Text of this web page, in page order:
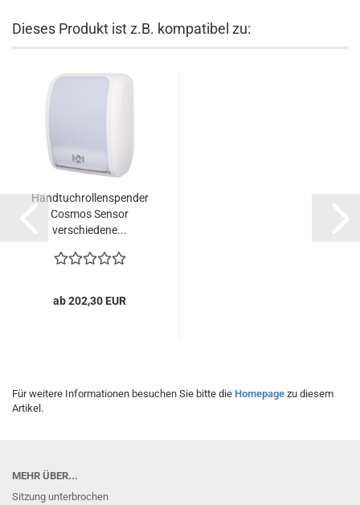
Dieses Produkt ist z.B. kompatibel zu:
Handtuchrollenspender
Cosmos Sensor
verschiedene...
ab 202,30 EUR
Für weitere Informationen besuchen Sie bitte die Homepage zu diesem
Artikel.
MEHR ÜBER...
Sitzung unterbrochen